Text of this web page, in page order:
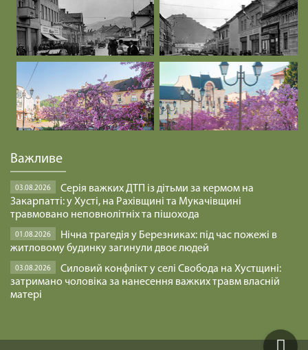
Важливе
03.08.2026
Серія важких ДТП із дітьми за кермом на
Закарпатті: у Хусті, на Рахівщині та Мукачівщині
травмовано неповнолітніх та пішохода
01.08.2026
Нічна трагедія у Березниках: під час пожежі в
житловому будинку загинули двоє людей
03.08.2026
Силовий конфлікт у селі Свобода на Хустщині:
затримано чоловіка за нанесення важких травм власній
матері